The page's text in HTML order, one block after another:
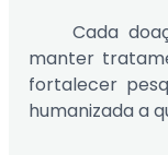
Cada
manter
fortalecer
humanizada a